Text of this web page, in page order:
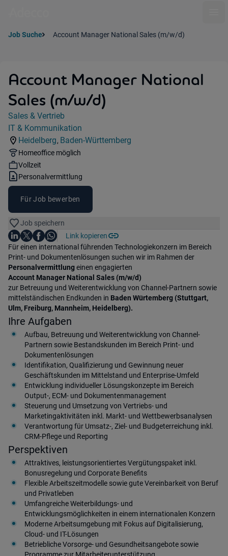
Job Suche Account Manager National Sales (m/w/d)
Account Manager National
Sales (m/w/d)
Jobdetails
Kategorie:
Sales & Vertrieb
Industry:
IT & Kommunikation
Standorte:
Heidelberg,
Region:
Baden-Württemberg
Remote Option:
Homeoffice möglich
Workhours:
Vollzeit
Vertragsart:
Personalvermittlung
Für Job bewerben
Job speichern
Teile diesen Job
Auf LinkedIn teilen
Auf X teilen
Auf Facebook teilen
Auf WhatsApp teilen
Link kopieren
Einleitung
Für einen international führenden Technologiekonzern im Bereich
Print- und Dokumentenlösungen suchen wir im Rahmen der
Personalvermittlungeinen engagierten
Account Manager National Sales (m/w/d)
zur Betreuung und Weiterentwicklung von Channel-Partnern sowie
mittelständischen Endkunden in Baden Würtemberg (Stuttgart,
Ulm, Freiburg, Mannheim, Heidelberg).
Ihre Aufgaben
Aufbau, Betreuung und Weiterentwicklung von Channel-
Partnern sowie Bestandskunden im Bereich Print- und
Dokumentenlösungen
Identifikation, Qualifizierung und Gewinnung neuer
Geschäftskunden im Mittelstand und Enterprise-Umfeld
Entwicklung individueller Lösungskonzepte im Bereich
Output-, ECM- und Dokumentenmanagement
Steuerung und Umsetzung von Vertriebs- und
Marketingaktivitäten inkl. Markt- und Wettbewerbsanalysen
Verantwortung für Umsatz-, Ziel- und Budgeterreichung inkl.
CRM-Pflege und Reporting
Perspektiven
Attraktives, leistungsorientiertes Vergütungspaket inkl.
Bonusregelung und Corporate Benefits
Flexible Arbeitszeitmodelle sowie gute Vereinbarkeit von Beruf
und Privatleben
Umfangreiche Weiterbildungs- und
Entwicklungsmöglichkeiten in einem internationalen Konzern
Moderne Arbeitsumgebung mit Fokus auf Digitalisierung,
Cloud- und IT-Lösungen
Betriebliche Vorsorge- und Gesundheitsangebote sowie